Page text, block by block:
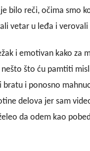
bilo reči, očima smo
vetar u leđa i
i emotivan kako za
što ću pamtiti
i ponosno
delova jer sam
da odem kao